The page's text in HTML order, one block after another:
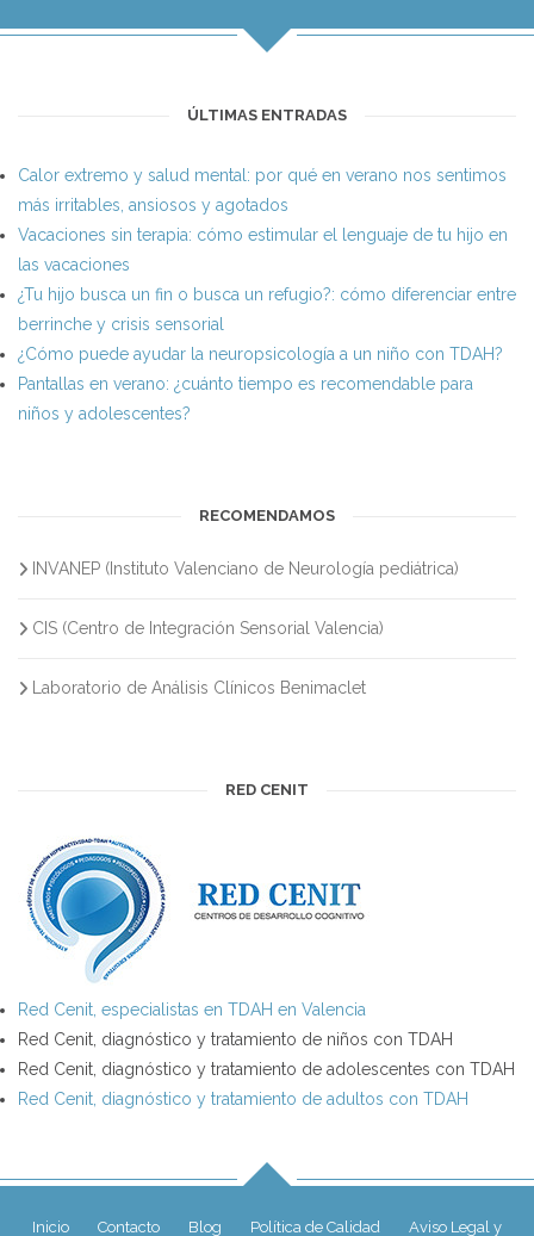
ÚLTIMAS ENTRADAS
Calor extremo y salud mental: por qué en verano nos sentimos
más irritables, ansiosos y agotados
Vacaciones sin terapia: cómo estimular el lenguaje de tu hijo en
las vacaciones
¿Tu hijo busca un fin o busca un refugio?: cómo diferenciar entre
berrinche y crisis sensorial
¿Cómo puede ayudar la neuropsicología a un niño con TDAH?
Pantallas en verano: ¿cuánto tiempo es recomendable para
niños y adolescentes?
RECOMENDAMOS
INVANEP (Instituto Valenciano de Neurología pediátrica)
CIS (Centro de Integración Sensorial Valencia)
Laboratorio de Análisis Clínicos Benimaclet
RED CENIT
Red Cenit, especialistas en TDAH en Valencia
Red Cenit, diagnóstico y tratamiento de niños con TDAH
Red Cenit, diagnóstico y tratamiento de adolescentes con TDAH
Red Cenit, diagnóstico y tratamiento de adultos con TDAH
Inicio Contacto Blog Política de Calidad Aviso Legal y